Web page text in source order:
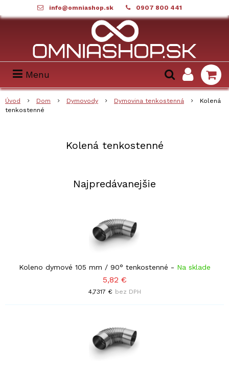
info@omniashop.sk 0907 800 441
Menu
Úvod Dom Dymovody Dymovina tenkostenná
Kolená
tenkostenné
Kolená tenkostenné
Najpredávanejšie
Koleno dymové 105 mm / 90° tenkostenné - Na sklade
5,82 €
4,7317 € bez DPH